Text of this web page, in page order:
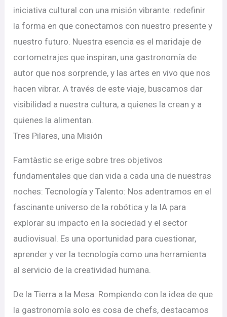
iniciativa cultural con una misión vibrante: redefinir
la forma en que conectamos con nuestro presente y
nuestro futuro. Nuestra esencia es el maridaje de
cortometrajes que inspiran, una gastronomía de
autor que nos sorprende, y las artes en vivo que nos
hacen vibrar. A través de este viaje, buscamos dar
visibilidad a nuestra cultura, a quienes la crean y a
quienes la alimentan.
Tres Pilares, una Misión
Famtàstic se erige sobre tres objetivos
fundamentales que dan vida a cada una de nuestras
noches: Tecnología y Talento: Nos adentramos en el
fascinante universo de la robótica y la IA para
explorar su impacto en la sociedad y el sector
audiovisual. Es una oportunidad para cuestionar,
aprender y ver la tecnología como una herramienta
al servicio de la creatividad humana.
De la Tierra a la Mesa: Rompiendo con la idea de que
la gastronomía solo es cosa de chefs, destacamos